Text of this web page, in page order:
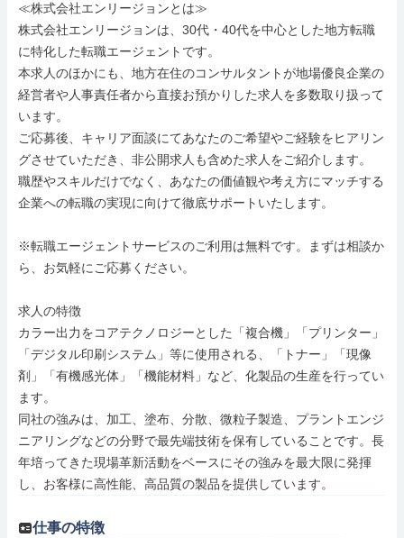
≪株式会社エンリージョンとは≫
株式会社エンリージョンは、30代・40代を中心とした地方転職
に特化した転職エージェントです。
本求人のほかにも、地方在住のコンサルタントが地場優良企業の
経営者や人事責任者から直接お預かりした求人を多数取り扱って
います。
ご応募後、キャリア面談にてあなたのご希望やご経験をヒアリン
グさせていただき、非公開求人も含めた求人をご紹介します。
職歴やスキルだけでなく、あなたの価値観や考え方にマッチする
企業への転職の実現に向けて徹底サポートいたします。
※転職エージェントサービスのご利用は無料です。まずは相談か
ら、お気軽にご応募ください。
求人の特徴
カラー出力をコアテクノロジーとした「複合機」「プリンター」
「デジタル印刷システム」等に使用される、「トナー」「現像
剤」「有機感光体」「機能材料」など、化製品の生産を行ってい
ます。
同社の強みは、加工、塗布、分散、微粒子製造、プラントエンジ
ニアリングなどの分野で最先端技術を保有していることです。長
年培ってきた現場革新活動をベースにその強みを最大限に発揮
し、お客様に高性能、高品質の製品を提供しています。
仕事の特徴